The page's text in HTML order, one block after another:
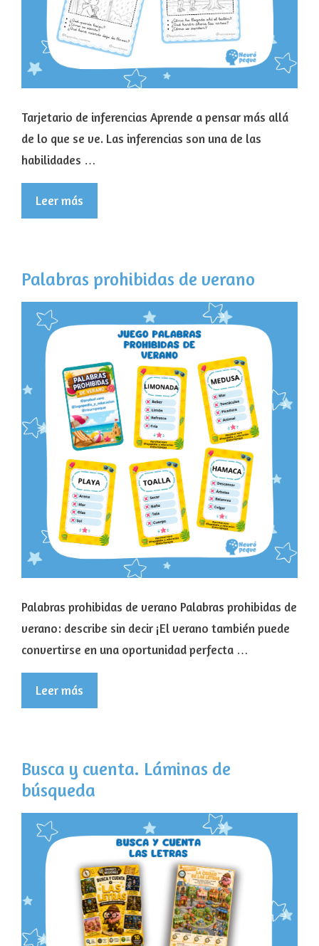
Tarjetario de inferencias Aprende a pensar más allá
de lo que se ve. Las inferencias son una de las
habilidades …
Leer más
Palabras prohibidas de verano
Palabras prohibidas de verano Palabras prohibidas de
verano: describe sin decir ¡El verano también puede
convertirse en una oportunidad perfecta …
Leer más
Busca y cuenta. Láminas de
búsqueda